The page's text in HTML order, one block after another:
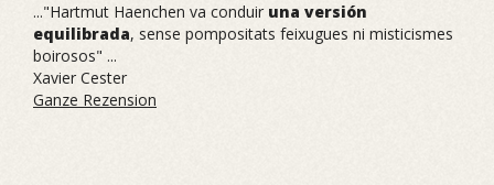
..."Hartmut Haenchen va conduir una versión
equilibrada, sense pompositats feixugues ni misticismes
boirosos" ...
Xavier Cester
Ganze Rezension